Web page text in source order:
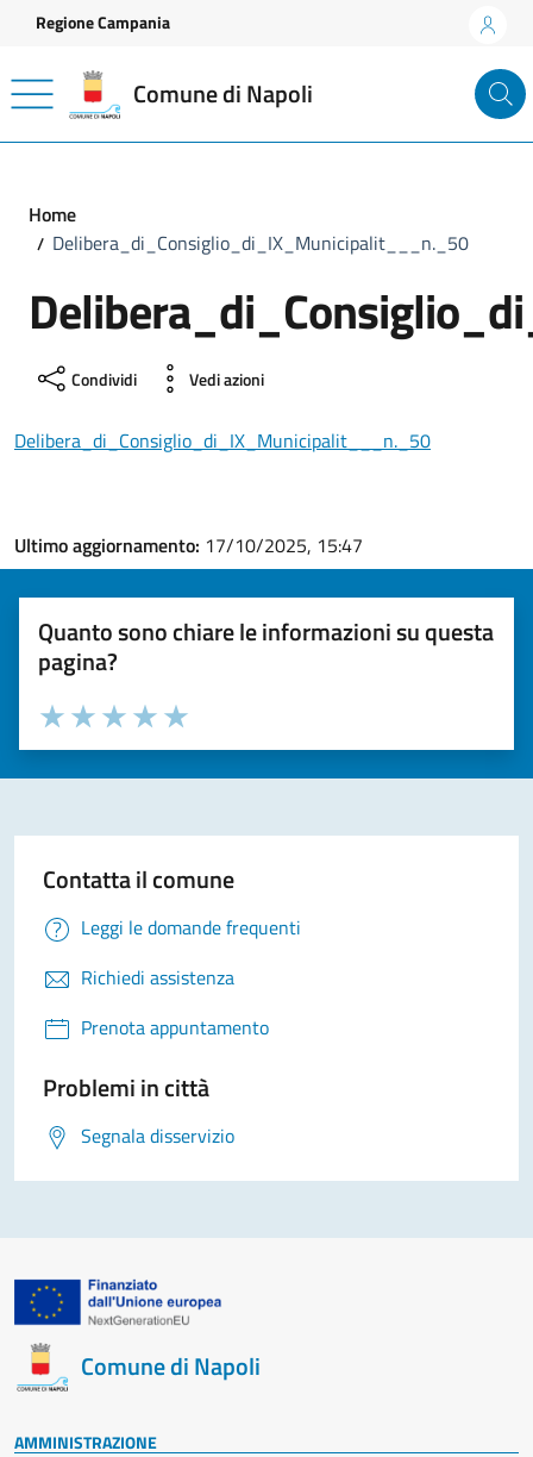
Vai ai contenuti
Vai al footer
Regione Campania
Comune di Napoli
Home
Delibera_di_Consiglio_di_IX_Municipalit___n._50
Condividi Vedi azioni
Delibera_di_Consiglio_di_IX_Municipalit___n._50
Ultimo aggiornamento: 17/10/2025, 15:47
Quanto sono chiare le informazioni su questa
pagina?
Valuta la chiarezza delle informazioni (da 1 a 5 stelle)
Seleziona il numero di stelle per valutare la chiarezza delle
Valuta 5 stelle su 5
Valuta 4 stelle su 5
Valuta 3 stelle su 5
Valuta 2 stelle su 5
Valuta 1 stelle su 5
Contatta il comune
Leggi le domande frequenti
Richiedi assistenza
Prenota appuntamento
Problemi in città
Segnala disservizio
Comune di Napoli
AMMINISTRAZIONE